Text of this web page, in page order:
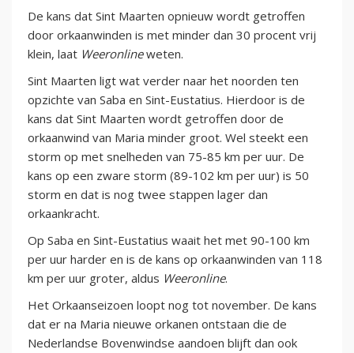
De kans dat Sint Maarten opnieuw wordt getroffen
door orkaanwinden is met minder dan 30 procent vrij
klein, laat Weeronlineweten.
Sint Maarten ligt wat verder naar het noorden ten
opzichte van Saba en Sint-Eustatius. Hierdoor is de
kans dat Sint Maarten wordt getroffen door de
orkaanwind van Maria minder groot. Wel steekt een
storm op met snelheden van 75-85 km per uur. De
kans op een zware storm (89-102 km per uur) is 50
storm en dat is nog twee stappen lager dan
orkaankracht.
Op Saba en Sint-Eustatius waait het met 90-100 km
per uur harder en is de kans op orkaanwinden van 118
km per uur groter, aldus Weeronline.
Het Orkaanseizoen loopt nog tot november. De kans
dat er na Maria nieuwe orkanen ontstaan die de
Nederlandse Bovenwindse aandoen blijft dan ook